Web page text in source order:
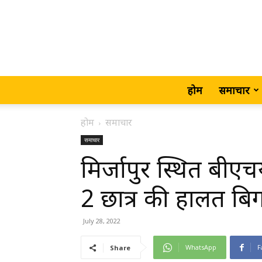
होम समाचार
होम समाचार
समाचार
मिर्जापुर स्थित
2 छात्र की हालत
July 28, 2022
Share WhatsApp